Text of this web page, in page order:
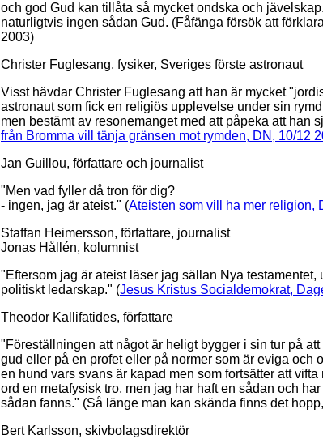
och god Gud kan tillåta så mycket ondska och
naturligtvis ingen sådan Gud. (Fåfänga försök att
2003)
Christer Fuglesang, fysiker, Sveriges förste astronaut
Visst hävdar Christer Fuglesang att han är mycket
astronaut som fick en religiös upplevelse under sin
men bestämt av resonemanget med att påpeka att han
från Bromma vill tänja gränsen mot rymden, DN, 10/12
Jan Guillou, författare och journalist
"Men vad fyller då tron för dig?
- ingen, jag är ateist." (Ateisten som vill ha mer religion,
Staffan Heimersson, författare, journalist
Jonas Hållén, kolumnist
"Eftersom jag är ateist läser jag sällan Nya testamentet,
politiskt ledarskap." (Jesus Kristus Socialdemokrat,
Theodor Kallifatides, författare
"Föreställningen att något är heligt bygger i sin tur på
gud eller på en profet eller på normer som är eviga och
en hund vars svans är kapad men som fortsätter att
ord en metafysisk tro, men jag har haft en sådan och
sådan fanns." (Så länge man kan skända finns det
Bert Karlsson, skivbolagsdirektör